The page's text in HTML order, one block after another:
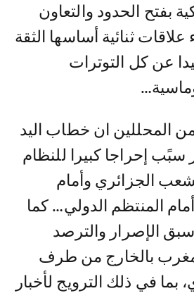
بفتح الحدود والتعاون
ثنائية أساسها الثقة
عن كل التوترات
من المحللين ان خطاب اليد
سبًب إحراجا كبيرا للنظام
الجزائري وأمام
المنتظم الدولي… كما
الإصرار والترصد
بالخارج من طرف
بما في ذلك الترويج لأخبار